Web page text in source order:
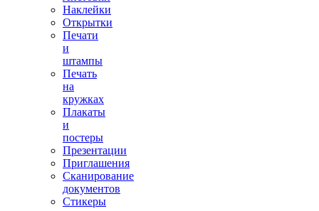
Наклейки
Открытки
Печати
и
штампы
Печать
на
кружках
Плакаты
и
постеры
Презентации
Приглашения
Сканирование
документов
Стикеры